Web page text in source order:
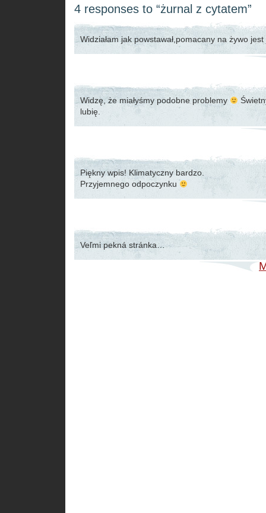
4 responses to “żurnal z cytatem”
Widziałam jak powstawał,pomacany na żywo
Widzę, że miałyśmy podobne problemy
lubię.
Piękny wpis! Klimatyczny bardzo.
Przyjemnego odpoczynku
Veľmi pekná stránka…